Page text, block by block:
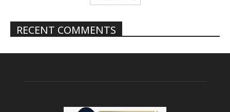
RECENT COMMENTS